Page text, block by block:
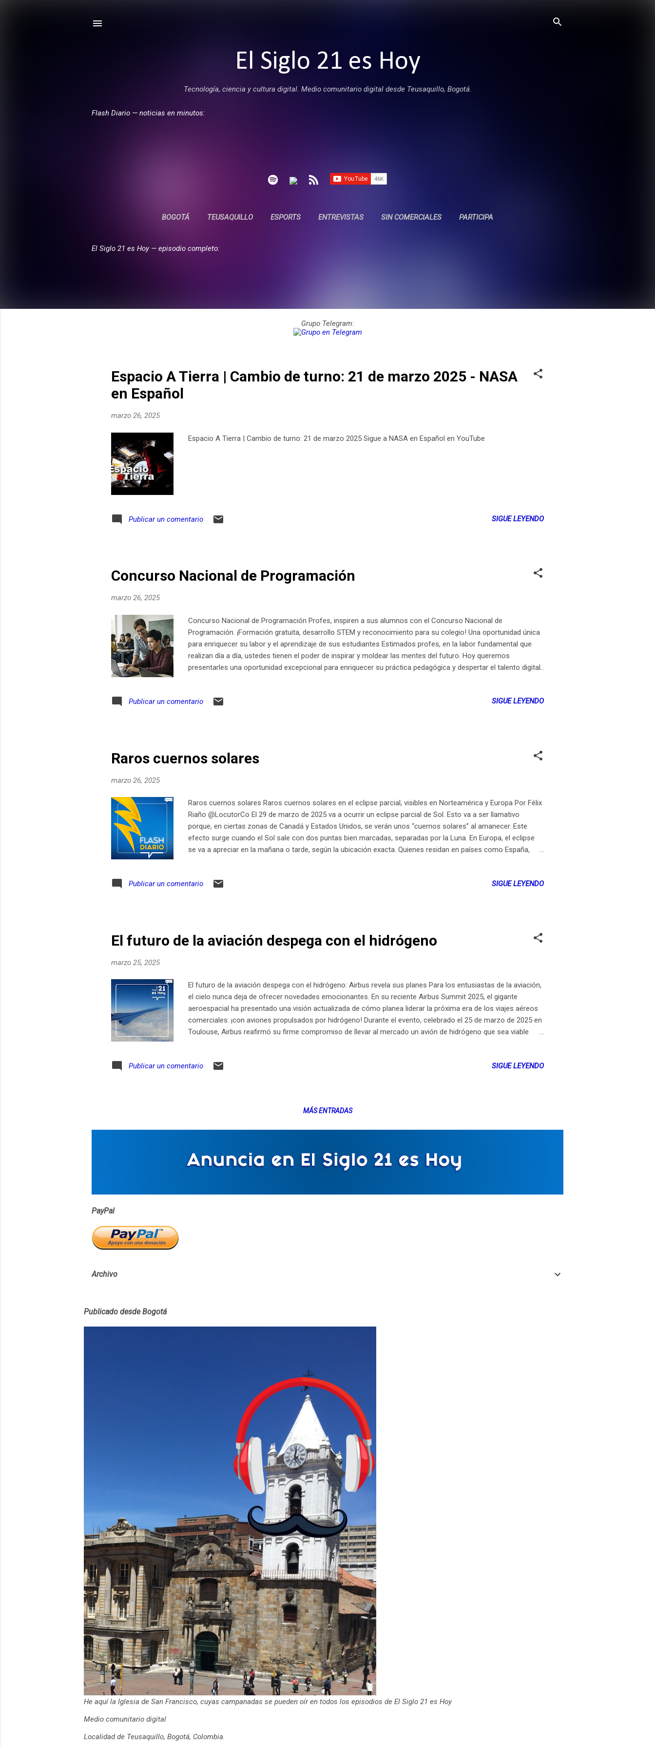
El Siglo 21 es Hoy
Tecnología, ciencia y cultura digital. Medio comunitario digital desde Teusaquillo, Bogotá.
Flash Diario — noticias en minutos:
BOGOTÁ TEUSAQUILLO ESPORTS ENTREVISTAS SIN COMERCIALES PARTICIPA
E
El Siglo 21 es Hoy — episodio completo:
Grupo Telegram:
Espacio A Tierra | Cambio de turno: 21 de marzo 2025 - NASA
en Español
marzo 26, 2025
Espacio A Tierra | Cambio de turno: 21 de marzo 2025 Sigue a NASA en Español en YouTube
Publicar un comentario SIGUE LEYENDO
Concurso Nacional de Programación
marzo 26, 2025
Concurso Nacional de Programación Profes, inspiren a sus alumnos con el Concurso Nacional de
Programación. ¡Formación gratuita, desarrollo STEM y reconocimiento para su colegio! Una oportunidad única
para enriquecer su labor y el aprendizaje de sus estudiantes Estimados profes, en la labor fundamental que
realizan día a día, ustedes tienen el poder de inspirar y moldear las mentes del futuro. Hoy queremos
presentarles una oportunidad excepcional para enriquecer su práctica pedagógica y despertar el talento digital
en el Concurso Nacional de Programación? Este concurso va más allá de una simple competencia; es un
Publicar un comentario SIGUE LEYENDO
Raros cuernos solares
marzo 26, 2025
Raros cuernos solares Raros cuernos solares en el eclipse parcial, visibles en Norteamérica y Europa Por Félix
Riaño @LocutorCo El 29 de marzo de 2025 va a ocurrir un eclipse parcial de Sol. Esto va a ser llamativo
porque, en ciertas zonas de Canadá y Estados Unidos, se verán unos “cuernos solares” al amanecer. Este
efecto surge cuando el Sol sale con dos puntas bien marcadas, separadas por la Luna. En Europa, el eclipse
se va a apreciar en la mañana o tarde, según la ubicación exacta. Quienes residan en países como España,
mejor alternativa será ver el evento en plataformas de la NASA o sitios especializados. ¿Te animas a conocer
Publicar un comentario SIGUE LEYENDO
El futuro de la aviación despega con el hidrógeno
marzo 25, 2025
El futuro de la aviación despega con el hidrógeno: Airbus revela sus planes Para los entusiastas de la aviación,
el cielo nunca deja de ofrecer novedades emocionantes. En su reciente Airbus Summit 2025, el gigante
aeroespacial ha presentado una visión actualizada de cómo planea liderar la próxima era de los viajes aéreos
comerciales: ¡con aviones propulsados por hidrógeno! Durante el evento, celebrado el 25 de marzo de 2025 en
Toulouse, Airbus reafirmó su firme compromiso de llevar al mercado un avión de hidrógeno que sea viable
de hidrógeno. Esta tecnología se perfila como la más prometedora para lograr una aviación más sostenible,
Publicar un comentario SIGUE LEYENDO
MÁS ENTRADAS
PayPal
Archivo
Publicado desde Bogotá
He aquí la Iglesia de San Francisco, cuyas campanadas se pueden oír en todos los episodios de El Siglo 21 es Hoy
Medio comunitario digital
Localidad de Teusaquillo, Bogotá, Colombia.